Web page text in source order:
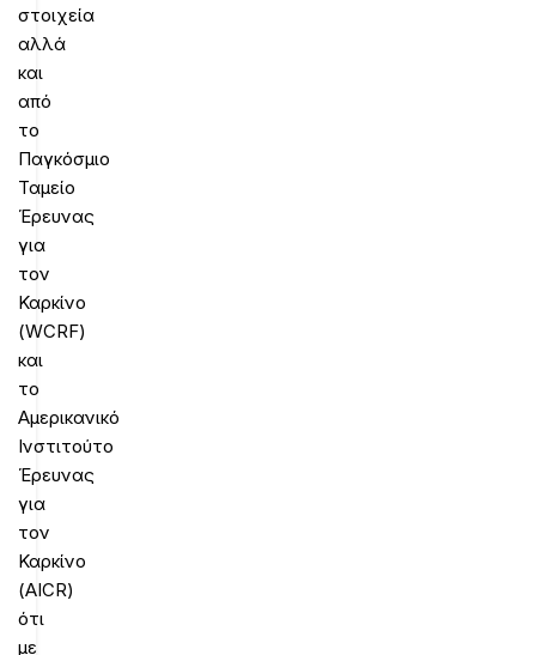
στοιχεία
αλλά
και
από
το
Παγκόσμιο
Ταμείο
Έρευνας
για
τον
Καρκίνο
(WCRF)
και
το
Αμερικανικό
Ινστιτούτο
Έρευνας
για
τον
Καρκίνο
(AICR)
ότι
με